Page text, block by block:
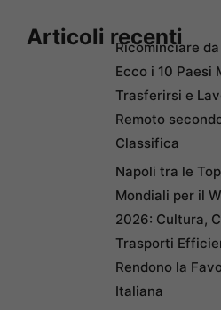
Articoli recenti
Ricominciare
Ecco i 10 Paesi
Trasferirsi e
Remoto
Classifica
Napoli tra le
Mondiali per il
2026: Cultura,
Trasporti
Rendono la
Italiana